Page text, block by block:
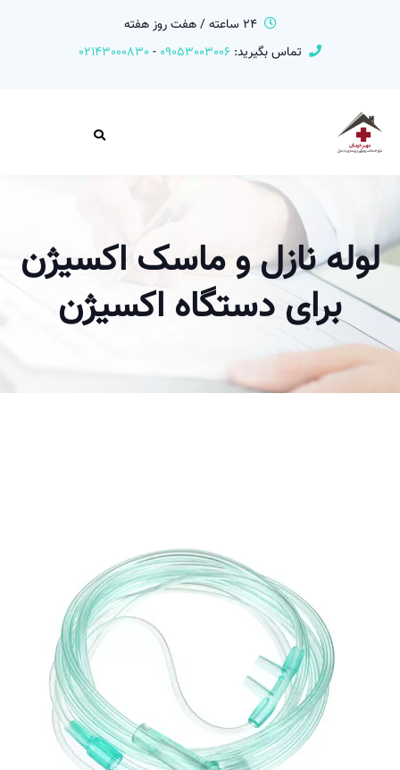
24 ساعته / هفت روز هفته
تماس بگیرید: 09053003006
-
02143000830
لوله نازل و ماسک اکسیژن
برای دستگاه اکسیژن